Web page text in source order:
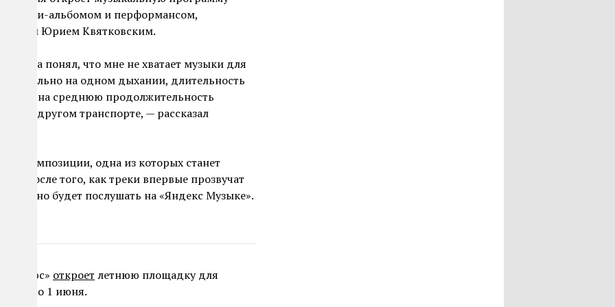
мини-альбомом и перформансом,
Юрием Квятковским.
когда понял, что мне не хватает музыки для
буквально на одном дыхании, длительность
на среднюю продолжительность
или другом транспорте, — рассказал
композиции, одна из которых станет
После того, как треки впервые прозвучат
можно будет послушать на «Яндекс Музыке».
Плюс» откроет летнюю площадку для
1 июня.